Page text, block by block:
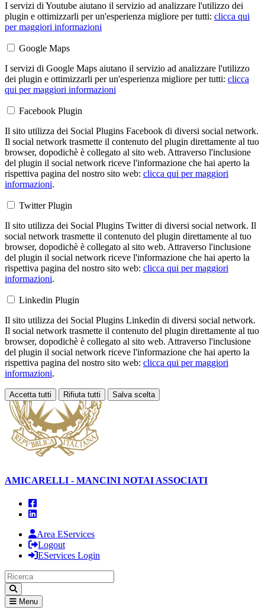
I servizi di Youtube aiutano il servizio ad analizzare l'utilizzo dei
plugin e ottimizzarli per un'esperienza migliore per tutti: clicca qui
per maggiori informazioni
Google Maps
I servizi di Google Maps aiutano il servizio ad analizzare l'utilizzo
dei plugin e ottimizzarli per un'esperienza migliore per tutti: clicca
qui per maggiori informazioni
Facebook Plugin
Il sito utilizza dei Social Plugins Facebook di diversi social network.
Il social network trasmette il contenuto del plugin direttamente al tuo
browser, dopodichè è collegato al sito web. Attraverso l'inclusione
del plugin il social network riceve l'informazione che hai aperto la
rispettiva pagina del nostro sito web: clicca qui per maggiori
informazioni.
Twitter Plugin
Il sito utilizza dei Social Plugins Twitter di diversi social network. Il
social network trasmette il contenuto del plugin direttamente al tuo
browser, dopodichè è collegato al sito web. Attraverso l'inclusione
del plugin il social network riceve l'informazione che hai aperto la
rispettiva pagina del nostro sito web: clicca qui per maggiori
informazioni.
Linkedin Plugin
Il sito utilizza dei Social Plugins Linkedin di diversi social network.
Il social network trasmette il contenuto del plugin direttamente al tuo
browser, dopodichè è collegato al sito web. Attraverso l'inclusione
del plugin il social network riceve l'informazione che hai aperto la
rispettiva pagina del nostro sito web: clicca qui per maggiori
informazioni.
Accetta tutti Rifiuta tutti Salva scelta
Loading...
AMICARELLI - MANCINI NOTAI ASSOCIATI
Area EServices
Logout
EServices Login
Menu